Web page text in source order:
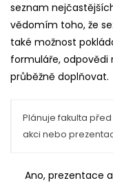
seznam
vědomím toho, že
také možnost
formuláře,
průběžně doplňovat.
Plánuje fakulta
akci nebo
Ano, prezentace